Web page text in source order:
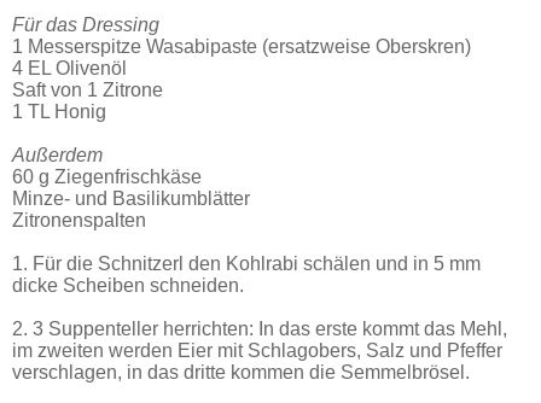
Für das Dressing
1 Messerspitze Wasabipaste (ersatzweise Oberskren)
4 EL Olivenöl
Saft von 1 Zitrone
1 TL Honig
Außerdem
60 g Ziegenfrischkäse
Minze- und Basilikumblätter
Zitronenspalten
1. Für die Schnitzerl den Kohlrabi schälen und in 5 mm
dicke Scheiben schneiden.
2. 3 Suppenteller herrichten: In das erste kommt das Mehl,
im zweiten werden Eier mit Schlagobers, Salz und Pfeffer
verschlagen, in das dritte kommen die Semmelbrösel.